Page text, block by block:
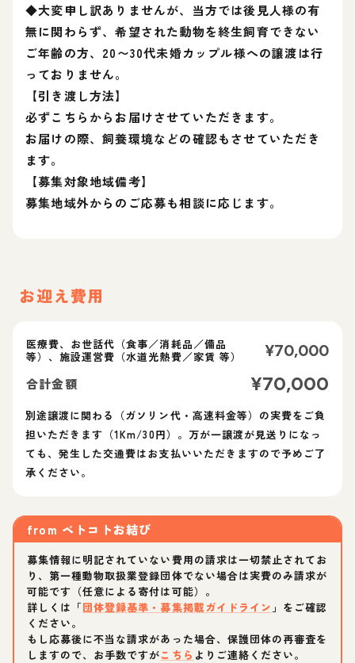
◆大変申し訳ありませんが、当方では後見人様の有
無に関わらず、希望された動物を終生飼育できない
ご年齢の方、20〜30代未婚カップル様への譲渡は行
っておりません。
【引き渡し方法】
必ずこちらからお届けさせていただきます。
お届けの際、飼養環境などの確認もさせていただき
ます。
【募集対象地域備考】
募集地域外からのご応募も相談に応じます。
お迎え費用
医療費、お世話代（食事／消耗品／備品
等）、施設運営費（水道光熱費／家賃 等）
¥70,000
合計金額 ¥70,000
別途譲渡に関わる（ガソリン代・高速料金等）の実費をご負
担いただきます（1Km/30円）。万が一譲渡が見送りになっ
ても、発生した交通費はお支払いいただきますので予めご了
承ください。
from ペトコトお結び
募集情報に明記されていない費用の請求は一切禁止されてお
り、第一種動物取扱業登録団体でない場合は実費のみ請求が
可能です（任意による寄付は可能）。
詳しくは「団体登録基準・募集掲載ガイドライン 」をご確認
ください。
もし応募後に不当な請求があった場合、保護団体の再審査を
しますので、お手数ですがこちら よりご連絡ください。